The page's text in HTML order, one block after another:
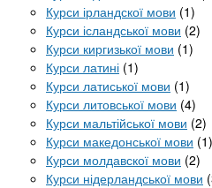
Курси ірландскої мови (1)
Курси ісландської мови (2)
Курси киргизької мови (1)
Курси латині (1)
Курси латиської мови (1)
Курси литовської мови (4)
Курси мальтійської мови (2)
Курси македонської мови (1)
Курси молдавскої мови (2)
Курси нідерландської мови